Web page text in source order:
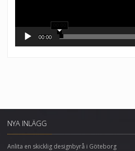
00:00
NYA INLÄGG
Anlita en skicklig designbyrå i Göteborg